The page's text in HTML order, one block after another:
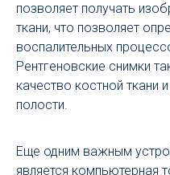
позволяет получать
ткани, что позволяет
воспалительных
Рентгеновские снимки
качество костной ткани
полости.
Еще одним важным
является компьютерная